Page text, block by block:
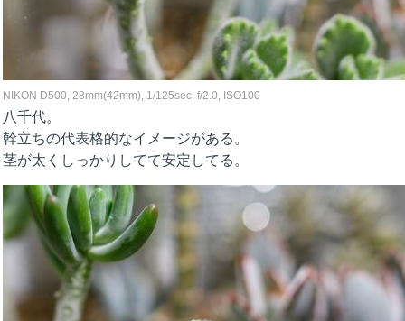
NIKON D500, 28mm(42mm), 1/125sec, f/2.0, ISO100
八千代。
幹立ちの代表格的なイメージがある。
茎が太くしっかりしてて安定してる。